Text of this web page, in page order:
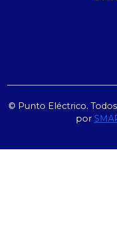
© Punto Eléctrico.
por